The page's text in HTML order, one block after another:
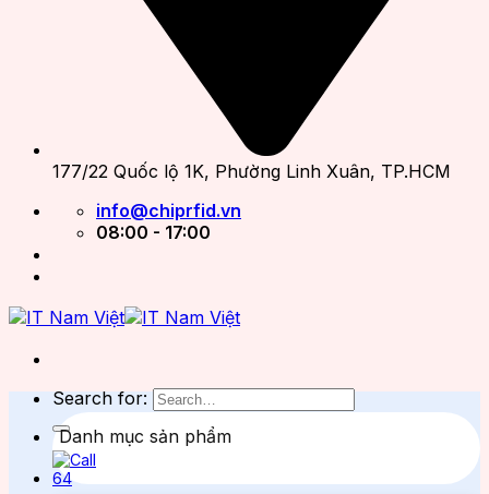
177/22 Quốc lộ 1K, Phường Linh Xuân, TP.HCM
info@chiprfid.vn
08:00 - 17:00
Search for:
Danh mục sản phẩm